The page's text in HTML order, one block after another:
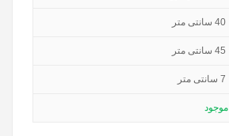
40 سانتی متر
45 سانتی متر
7 سانتی متر
موجود